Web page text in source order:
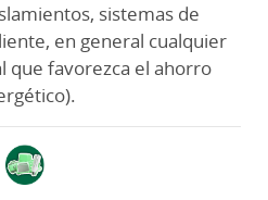
sistemas de
en general cualquier
favorezca el ahorro